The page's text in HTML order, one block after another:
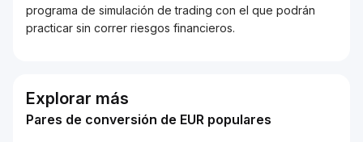
programa de simulación de trading con el que podrán
practicar sin correr riesgos financieros.
Explorar más
Pares de conversión de EUR populares